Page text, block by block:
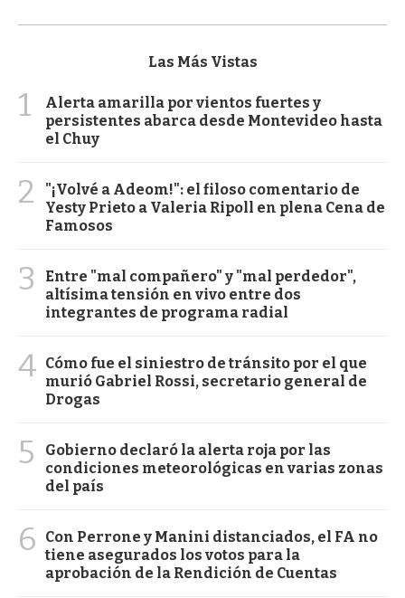
Las Más Vistas
1
Alerta amarilla por vientos fuertes y
persistentes abarca desde Montevideo hasta
el Chuy
2
"¡Volvé a Adeom!": el filoso comentario de
Yesty Prieto a Valeria Ripoll en plena Cena de
Famosos
3
Entre "mal compañero" y "mal perdedor",
altísima tensión en vivo entre dos
integrantes de programa radial
4 Cómo fue el siniestro de tránsito por el que
murió Gabriel Rossi, secretario general de
Drogas
5
Gobierno declaró la alerta roja por las
condiciones meteorológicas en varias zonas
del país
6
Con Perrone y Manini distanciados, el FA no
tiene asegurados los votos para la
aprobación de la Rendición de Cuentas